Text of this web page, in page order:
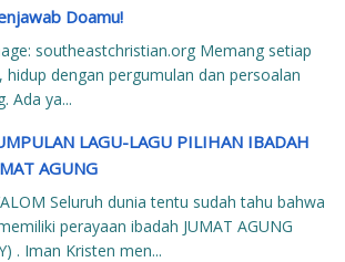
Doamu!
southeastchristian.org Memang setiap
hidup dengan pergumulan dan persoalan
Ada ya...
LAGU-LAGU PILIHAN IBADAH
AGUNG
Seluruh dunia tentu sudah tahu bahwa
perayaan ibadah JUMAT AGUNG
. Iman Kristen men...